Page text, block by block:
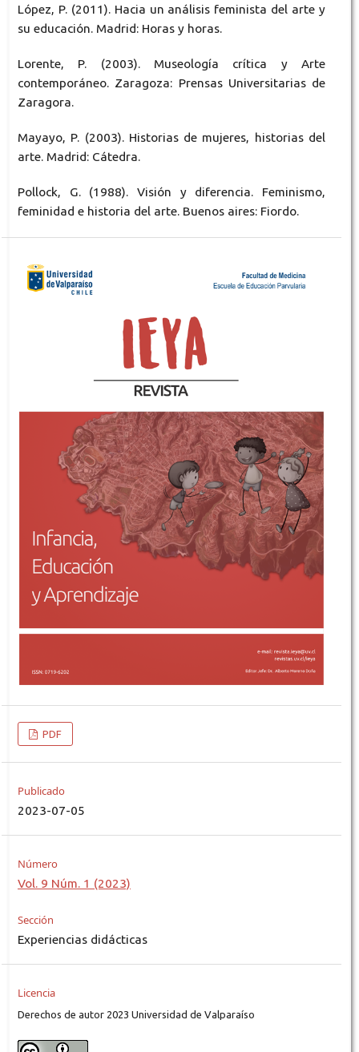
López, P. (2011). Hacia un análisis feminista del arte y
su educación. Madrid: Horas y horas.
Lorente, P. (2003). Museología crítica y Arte
contemporáneo. Zaragoza: Prensas Universitarias de
Zaragora.
Mayayo, P. (2003). Historias de mujeres, historias del
arte. Madrid: Cátedra.
Pollock, G. (1988). Visión y diferencia. Feminismo,
feminidad e historia del arte. Buenos aires: Fiordo.
PDF
Publicado
2023-07-05
Número
Vol. 9 Núm. 1 (2023)
Sección
Experiencias didácticas
Licencia
Derechos de autor 2023 Universidad de Valparaíso